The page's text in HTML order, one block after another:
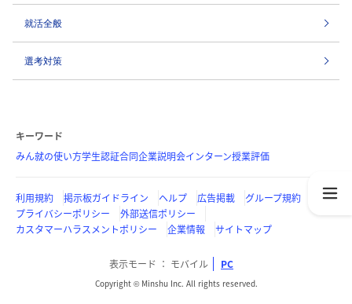
就活全般
選考対策
キーワード
みん就の使い方学生認証合同企業説明会インターン授業評価
利用規約 掲示板ガイドライン ヘルプ 広告掲載
グループ規約
プライバシーポリシー
外部送信ポリシー
カスタマーハラスメントポリシー
企業情報 サイトマップ
表示モード モバイル PC
Copyright © Minshu Inc. All rights reserved.